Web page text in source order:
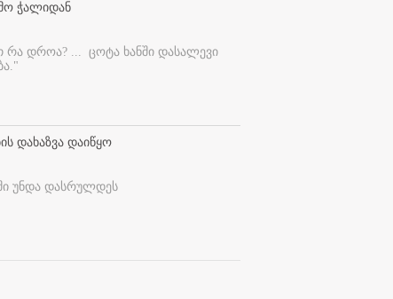
ჭალიდან
რა დროა? ... ცოტა ხანში დასალევი
დახაზვა დაიწყო
უნდა დასრულდეს